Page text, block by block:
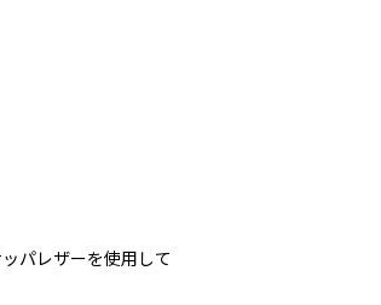
パレザーを使用して